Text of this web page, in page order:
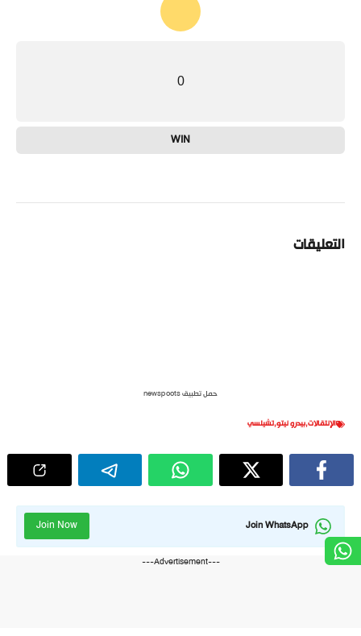
0
WIN
التعليقات
حمل تطبيق newspoots
الإنتقالات,بيدرو نيتو,تشيلسي
Join WhatsApp
Join Now
---Advertisement---